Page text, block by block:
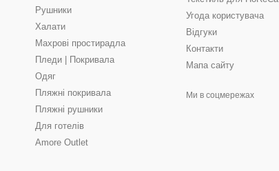
Рушники
Халати
Махрові простирадла
Пледи | Покривала
Одяг
Пляжні покривала
Пляжні рушники
Для готелів
Amore Outlet
Угода користувача
Відгуки
Контакти
Мапа сайту
Ми в соцмережах